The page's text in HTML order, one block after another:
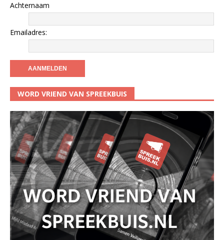
Achternaam
Emailadres:
WORD VRIEND VAN SPREEKBUIS